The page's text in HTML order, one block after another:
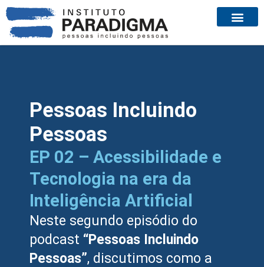
Pessoas Incluindo
Pessoas
EP 02 – Acessibilidade e
Tecnologia na era da
Inteligência Artificial
Neste segundo episódio do
podcast “Pessoas Incluindo
Pessoas”, discutimos como a